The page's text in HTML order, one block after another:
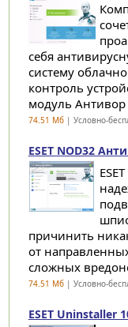
себя
систему
контроль
модуль Антивор
74.51 Мб| Условно-
ESET NOD32
причинить
от
сложных
74.51 Мб| Условно-
ESET Uninstaller